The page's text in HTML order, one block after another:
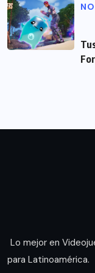
Lo mejor en
para Latinoamérica.